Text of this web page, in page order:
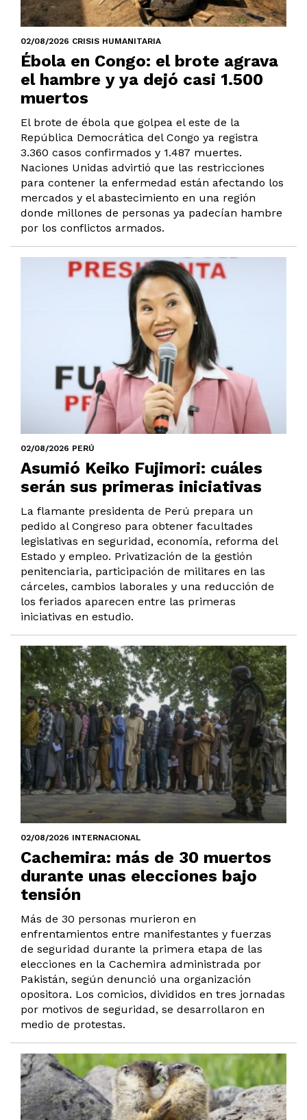
02/08/2026 CRISIS HUMANITARIA
Ébola en Congo: el brote agrava
el hambre y ya dejó casi 1.500
muertos
El brote de ébola que golpea el este de la
República Democrática del Congo ya registra
3.360 casos confirmados y 1.487 muertes.
Naciones Unidas advirtió que las restricciones
para contener la enfermedad están afectando los
mercados y el abastecimiento en una región
donde millones de personas ya padecían hambre
por los conflictos armados.
02/08/2026 PERÚ
Asumió Keiko Fujimori: cuáles
serán sus primeras iniciativas
La flamante presidenta de Perú prepara un
pedido al Congreso para obtener facultades
legislativas en seguridad, economía, reforma del
Estado y empleo. Privatización de la gestión
penitenciaria, participación de militares en las
cárceles, cambios laborales y una reducción de
los feriados aparecen entre las primeras
iniciativas en estudio.
02/08/2026 INTERNACIONAL
Cachemira: más de 30 muertos
durante unas elecciones bajo
tensión
Más de 30 personas murieron en
enfrentamientos entre manifestantes y fuerzas
de seguridad durante la primera etapa de las
elecciones en la Cachemira administrada por
Pakistán, según denunció una organización
opositora. Los comicios, divididos en tres jornadas
por motivos de seguridad, se desarrollaron en
medio de protestas.